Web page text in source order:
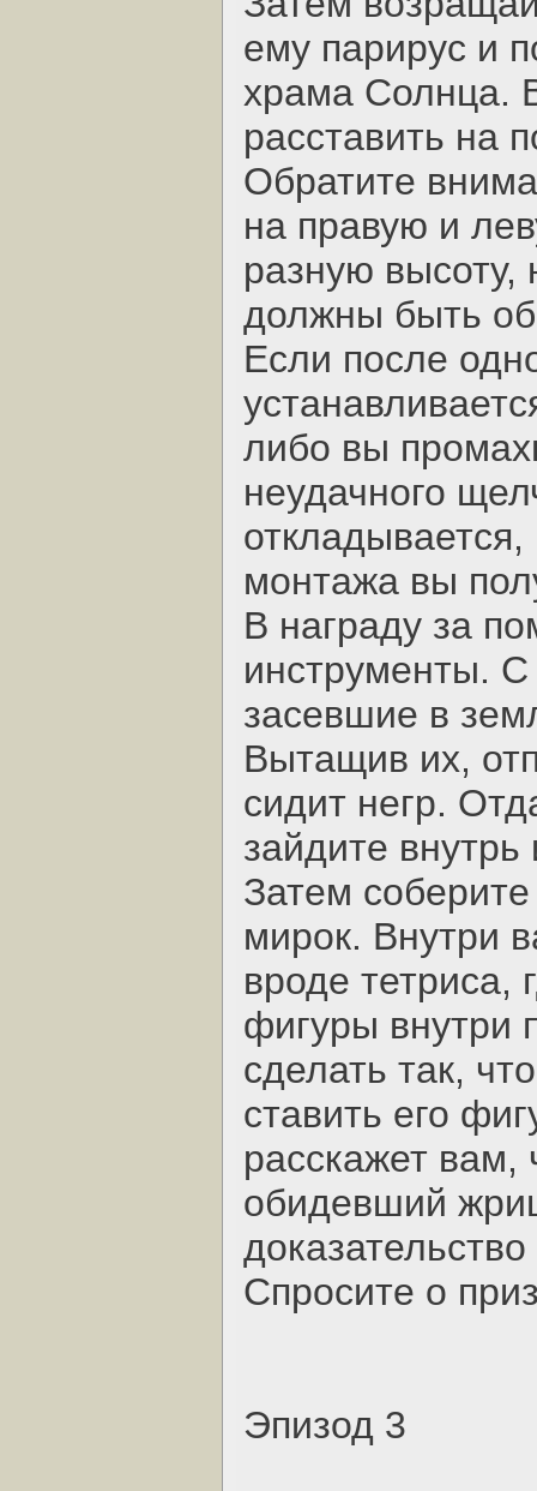
ему парирус и
храма Солнца.
расставить на
Обратите
на правую и
разную
должны быть
Если после
либо вы
неудачного
откладывается,
монтажа вы
В награду за
инструменты.
засевшие в
Вытащив их,
сидит негр.
зайдите
Затем
мирок. Внутри
вроде тетриса,
фигуры внутри
сделать так,
ставить его
расскажет вам,
обидевший
Спросите о
Эпизод 3